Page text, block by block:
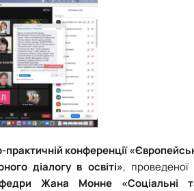
конференції
діалогу в освіті», проведеної
Жана Монне «Соціальні